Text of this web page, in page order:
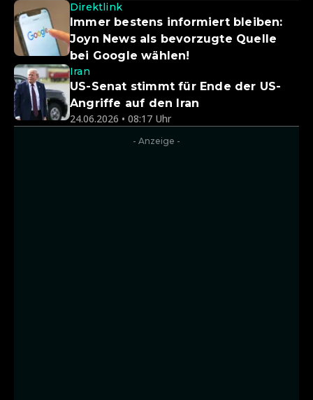
Direktlink
Immer bestens informiert bleiben:
Joyn News als bevorzugte Quelle
bei Google wählen!
Iran
US-Senat stimmt für Ende der US-
Angriffe auf den Iran
24.06.2026 • 08:17 Uhr
- Anzeige -